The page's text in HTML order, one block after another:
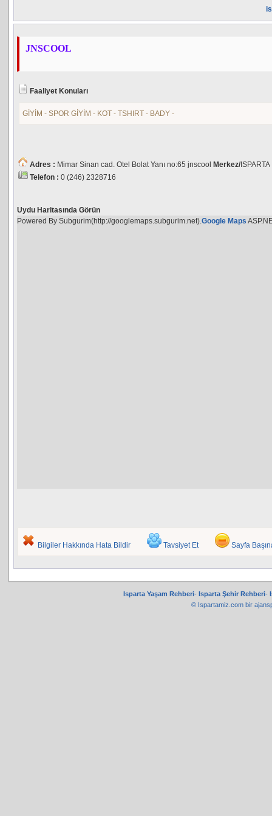
JNSCOOL
Faaliyet Konuları
GİYİM - SPOR GİYİM - KOT - TSHIRT - BADY -
Adres : Mimar Sinan cad. Otel Bolat Yanı no:65 jnscool Merkez/ ISPARTA
Telefon : 0 (246) 2328716
Uydu Haritasında Görün
Powered By Subgurim(http://googlemaps.subgurim.net).Google Maps
Bilgiler Hakkında Hata Bildir Tavsiyet Et Sayfa
Isparta Yaşam Rehberi- Isparta Şehir Rehberi-
© Ispartamiz.com bir